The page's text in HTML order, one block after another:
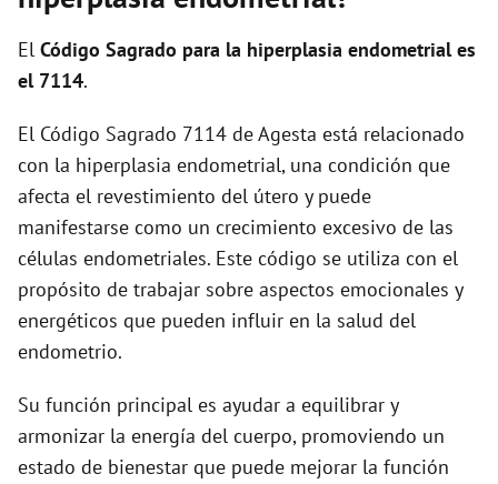
i
e
o
El Código Sagrado para la hiperplasia endometrial es
el 7114.
El Código Sagrado 7114 de Agesta está relacionado
con la hiperplasia endometrial, una condición que
afecta el revestimiento del útero y puede
manifestarse como un crecimiento excesivo de las
células endometriales. Este código se utiliza con el
propósito de trabajar sobre aspectos emocionales y
energéticos que pueden influir en la salud del
endometrio.
Su función principal es ayudar a equilibrar y
armonizar la energía del cuerpo, promoviendo un
estado de bienestar que puede mejorar la función